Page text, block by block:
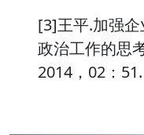
[3]王平.加强
政治工作的思
2014，02：51.